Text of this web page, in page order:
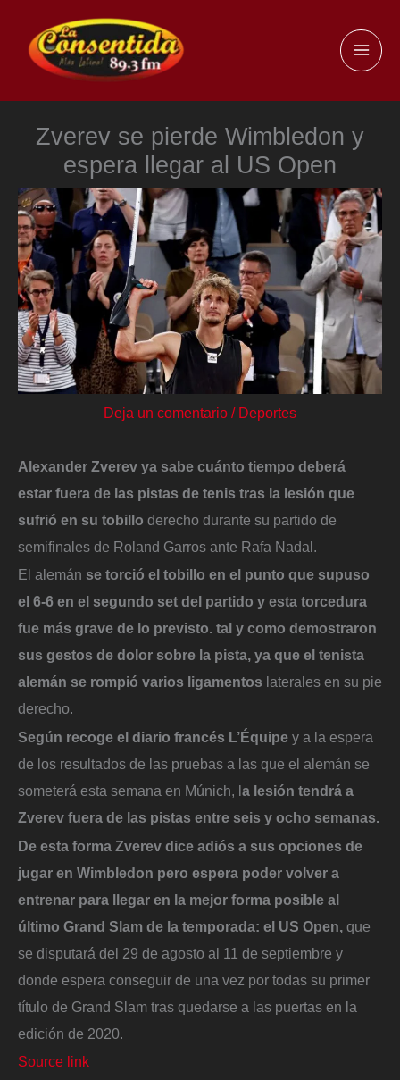
contenido
Zverev se pierde Wimbledon y
espera llegar al US Open
Deja un comentario / Deportes
Alexander Zverev ya sabe cuánto tiempo deberá
estar fuera de las pistas de tenis tras la lesión que
sufrió en su tobillo derecho durante su partido de
semifinales de Roland Garros ante Rafa Nadal.
El alemán se torció el tobillo en el punto que supuso
el 6-6 en el segundo set del partido y esta torcedura
fue más grave de lo previsto. tal y como demostraron
sus gestos de dolor sobre la pista, ya que el tenista
alemán se rompió varios ligamentos laterales en su pie
derecho.
Según recoge el diario francés L’Équipe y a la espera
de los resultados de las pruebas a las que el alemán se
someterá esta semana en Múnich, la lesión tendrá a
Zverev fuera de las pistas entre seis y ocho semanas.
De esta forma Zverev dice adiós a sus opciones de
jugar en Wimbledon pero espera poder volver a
entrenar para llegar en la mejor forma posible al
último Grand Slam de la temporada: el US Open, que
se disputará del 29 de agosto al 11 de septiembre y
donde espera conseguir de una vez por todas su primer
título de Grand Slam tras quedarse a las puertas en la
edición de 2020.
Source link